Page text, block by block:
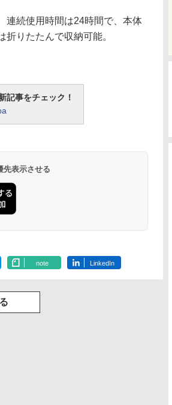
連続使用時間は24時間で、本体
折りたたんで収納可能。
記事をチェック！
先表示させる
note LinkedIn